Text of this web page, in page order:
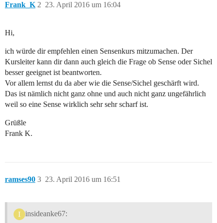
Frank_K 23. April 2016 um 16:04
2
Hi,
ich würde dir empfehlen einen Sensenkurs mitzumachen. Der
Kursleiter kann dir dann auch gleich die Frage ob Sense oder Sichel
besser geeignet ist beantworten.
Vor allem lernst du da aber wie die Sense/Sichel geschärft wird.
Das ist nämlich nicht ganz ohne und auch nicht ganz ungefährlich
weil so eine Sense wirklich sehr sehr scharf ist.
Grüßle
Frank K.
ramses90 23. April 2016 um 16:51
3
insideanke67: